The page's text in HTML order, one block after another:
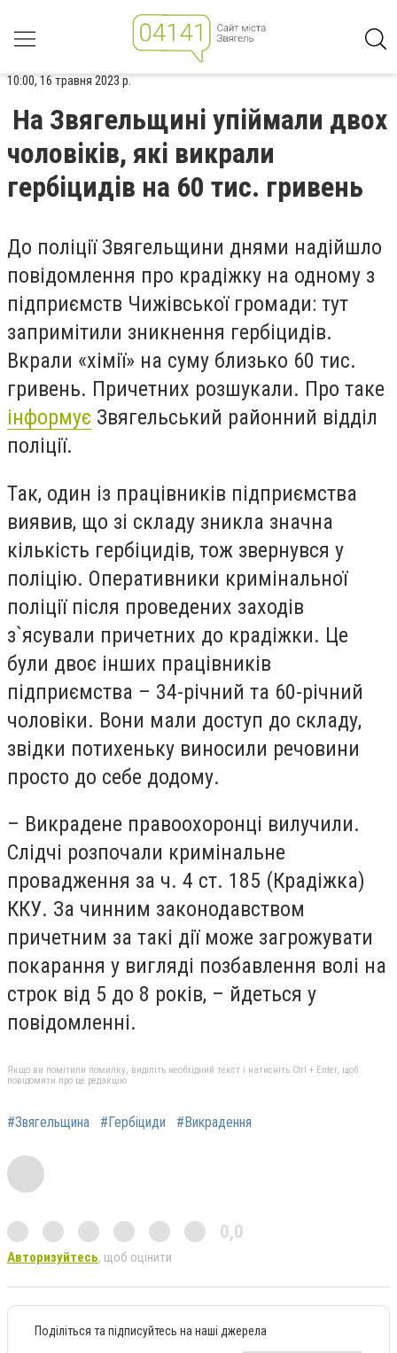
10:00, 16 травня 2023 р.
На Звягельщині упіймали двох
чоловіків, які викрали
гербіцидів на 60 тис. гривень
До поліції Звягельщини днями надійшло
повідомлення про крадіжку на одному з
підприємств Чижівської громади: тут
запримітили зникнення гербіцидів.
Вкрали «хімії» на суму близько 60 тис.
гривень. Причетних розшукали. Про таке
інформує Звягельський районний відділ
поліції.
Так, один із працівників підприємства
виявив, що зі складу зникла значна
кількість гербіцидів, тож звернувся у
поліцію. Оперативники кримінальної
поліції після проведених заходів
з`ясували причетних до крадіжки. Це
були двоє інших працівників
підприємства – 34-річний та 60-річний
чоловіки. Вони мали доступ до складу,
звідки потихеньку виносили речовини
просто до себе додому.
– Викрадене правоохоронці вилучили.
Слідчі розпочали кримінальне
провадження за ч. 4 ст. 185 (Крадіжка)
ККУ. За чинним законодавством
причетним за такі дії може загрожувати
покарання у вигляді позбавлення волі на
строк від 5 до 8 років, – йдеться у
повідомленні.
Якщо ви помітили помилку, виділіть необхідний текст і натисніть Ctrl + Enter, щоб
повідомити про це редакцію
#Звягельщина #Гербіциди #Викрадення
0,0
Авторизуйтесь, щоб оцінити
Поділіться та підписуйтесь на наші джерела